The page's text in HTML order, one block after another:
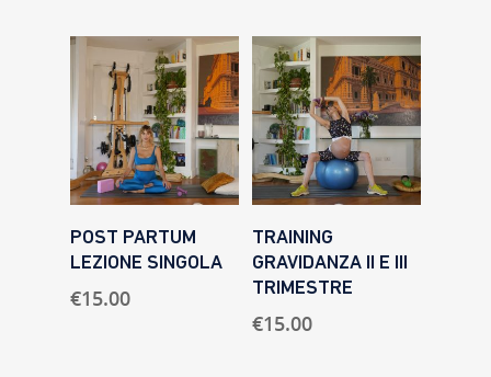
AGGIUNGI AL
CARRELLO
POST PARTUM
LEZIONE SINGOLA
€15.00
AGGIUNGI AL
CARRELLO
TRAINING
GRAVIDANZA II E III
TRIMESTRE
€15.00